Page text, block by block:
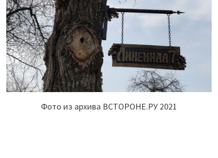
Фото из архива ВСТОРОНЕ.РУ 2021